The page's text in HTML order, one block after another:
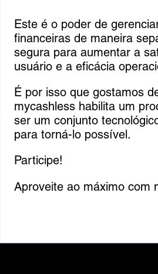
Este é o poder de
financeiras de maneira
segura para aumentar a
usuário e a eficácia
É por isso que gostamos
mycashless habilita um
ser um conjunto
para torná-lo possível.
Participe!
Aproveite ao máximo com